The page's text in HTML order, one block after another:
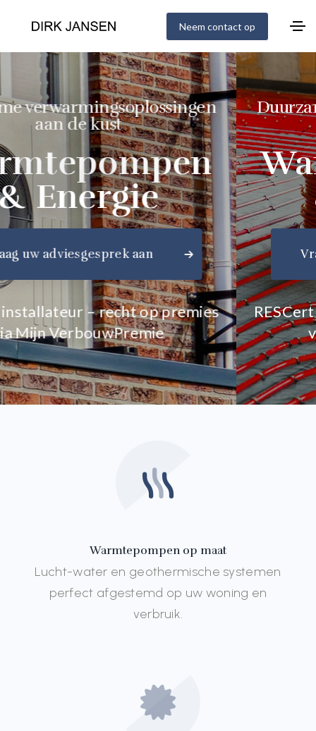
Neem contact op
Duurzame verwarmingsoplossingen
aan de kust
Warmtepompen
& Energie
Vraag uw adviesgesprek aan
RESCert installateur – recht op premies
viaMijn VerbouwPremie
Warmtepompen op maat
Lucht-water en geothermische systemen
perfect afgestemd op uw woning en
verbruik.